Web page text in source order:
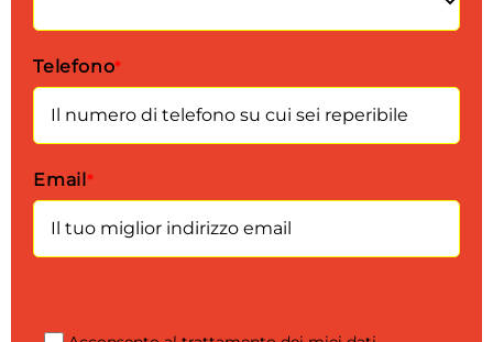
Telefono*
Email*